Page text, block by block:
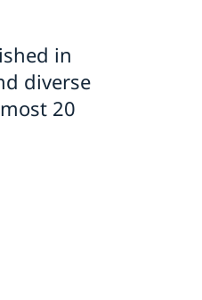
in
diverse
20